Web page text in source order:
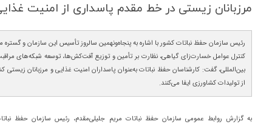
مرزبانان زیستی در خط مقدم پاسداری از امنیت
رئیس سازمان حفظ نباتات کشور با اشاره به پنجاه‌ونهمین سالروز تأسیس این سازمان و
کنترل عوامل خسارت‌زای گیاهی، نظارت بر تأمین و توزیع آفت‌کش‌ها، توسعه شبکه‌های
بین‌المللی، گفت: کارشناسان حفظ نباتات به‌عنوان پاسداران امنیت غذایی و مرزبانان
از تولیدات کشاورزی ایفا می‌کنند.
به گزارش روابط عمومی سازمان حفظ نباتات مریم جلیلی‌مقدم، رئیس سازمان حفظ